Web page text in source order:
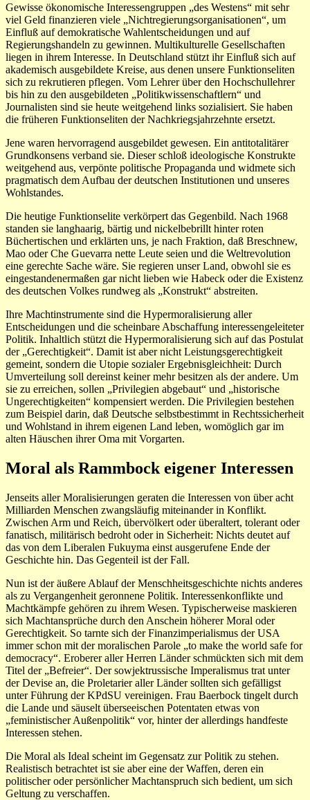
Gewisse ökonomische Interessengruppen „des Westens“ mit sehr
viel Geld finanzieren viele „Nichtregierungsorganisationen“, um
Einfluß auf demokratische Wahlentscheidungen und auf
Regierungshandeln zu gewinnen. Multikulturelle Gesellschaften
liegen in ihrem Interesse. In Deutschland stützt ihr Einfluß sich auf
akademisch ausgebildete Kreise, aus denen unsere Funktionseliten
sich zu rekrutieren pflegen. Vom Lehrer über den Hochschullehrer
bis hin zu den ausgebildeten „Politikwissenschaftlern“ und
Journalisten sind sie heute weitgehend links sozialisiert. Sie haben
die früheren Funktionseliten der Nachkriegsjahrzehnte ersetzt.
Jene waren hervorragend ausgebildet gewesen. Ein antitotalitärer
Grundkonsens verband sie. Dieser schloß ideologische Konstrukte
weitgehend aus, verpönte politische Propaganda und widmete sich
pragmatisch dem Aufbau der deutschen Institutionen und unseres
Wohlstandes.
Die heutige Funktionselite verkörpert das Gegenbild. Nach 1968
standen sie langhaarig, bärtig und nickelbebrillt hinter roten
Büchertischen und erklärten uns, je nach Fraktion, daß Breschnew,
Mao oder Che Guevarra nette Leute seien und die Weltrevolution
eine gerechte Sache wäre. Sie regieren unser Land, obwohl sie es
eingestandenermaßen gar nicht lieben wie Habeck oder die Existenz
des deutschen Volkes rundweg als „Konstrukt“ abstreiten.
Ihre Machtinstrumente sind die Hypermoralisierung aller
Entscheidungen und die scheinbare Abschaffung interessengeleiteter
Politik. Inhaltlich stützt die Hypermoralisierung sich auf das Postulat
der „Gerechtigkeit“. Damit ist aber nicht Leistungsgerechtigkeit
gemeint, sondern die Utopie sozialer Ergebnisgleichheit: Durch
Umverteilung soll dereinst keiner mehr besitzen als der andere. Um
sie zu erreichen, sollen „Privilegien abgebaut“ und „historische
Ungerechtigkeiten“ kompensiert werden. Die Privilegien bestehen
zum Beispiel darin, daß Deutsche selbstbestimmt in Rechtssicherheit
und Wohlstand in ihrem eigenen Land leben, womöglich gar im
alten Häuschen ihrer Oma mit Vorgarten.
Moral als Rammbock eigener Interessen
Jenseits aller Moralisierungen geraten die Interessen von über acht
Milliarden Menschen zwangsläufig miteinander in Konflikt.
Zwischen Arm und Reich, übervölkert oder überaltert, tolerant oder
fanatisch, militärisch bedroht oder in Sicherheit: Nichts deutet auf
das von dem Liberalen Fukuyma einst ausgerufene Ende der
Geschichte hin. Das Gegenteil ist der Fall.
Nun ist der äußere Ablauf der Menschheitsgeschichte nichts anderes
als zu Vergangenheit geronnene Politik. Interessenkonflikte und
Machtkämpfe gehören zu ihrem Wesen. Typischerweise maskieren
sich Machtansprüche durch den Anschein höherer Moral oder
Gerechtigkeit. So tarnte sich der Finanzimperialismus der USA
immer schon mit der moralischen Parole „to make the world safe for
democracy“. Eroberer aller Herren Länder schmückten sich mit dem
Titel der „Befreier“. Der sowjektrussische Imperalismus trat unter
der Devise an, die Proletarier aller Länder sollten sich gefälligst
unter Führung der KPdSU vereinigen. Frau Baerbock tingelt durch
die Lande und säuselt überseeischen Potentaten etwas von
„feministischer Außenpolitik“ vor, hinter der allerdings handfeste
Interessen stehen.
Die Moral als Ideal scheint im Gegensatz zur Politik zu stehen.
Realistisch betrachtet ist sie aber eine der Waffen, deren ein
politischer oder persönlicher Machtanspruch sich bedient, um sich
Geltung zu verschaffen.